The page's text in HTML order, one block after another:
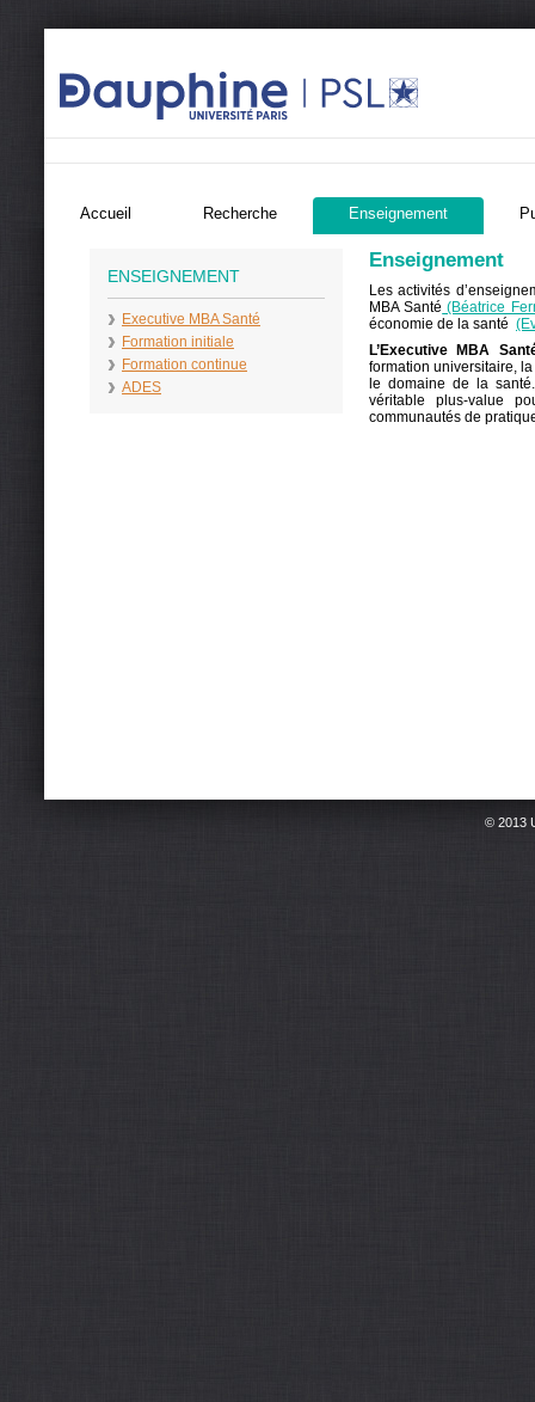
Accueil Recherche Enseignement
ENSEIGNEMENT
Executive MBA Santé
Formation initiale
Formation continue
ADES
Enseignement
Les activités
MBA Santé (Béatrice
économie de la santé
L’Executive MBA
formation universitaire,
le domaine de la
véritable plus-value
communautés de
© 2013